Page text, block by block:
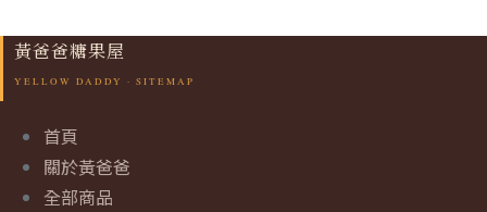
黃爸爸糖果屋
首頁
關於黃爸爸
全部商品